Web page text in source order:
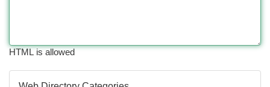
HTML is allowed